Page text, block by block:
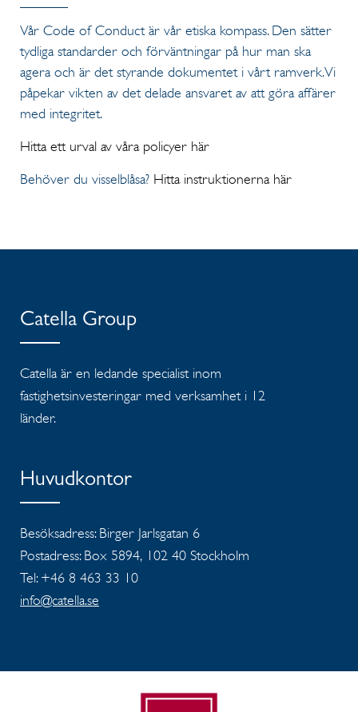
Vår Code of Conduct är vår etiska kompass. Den sätter
tydliga standarder och förväntningar på hur man ska
agera och är det styrande dokumentet i vårt ramverk. Vi
påpekar vikten av det delade ansvaret av att göra affärer
med integritet.
Hitta ett urval av våra policyer här
Behöver du visselblåsa? Hitta instruktionerna här
Catella Group
Catella är en ledande specialist inom
fastighetsinvesteringar med verksamhet i 12
länder.
Huvudkontor
Besöksadress: Birger Jarlsgatan 6
Postadress: Box 5894, 102 40 Stockholm
Tel: +46 8 463 33 10
info@catella.se